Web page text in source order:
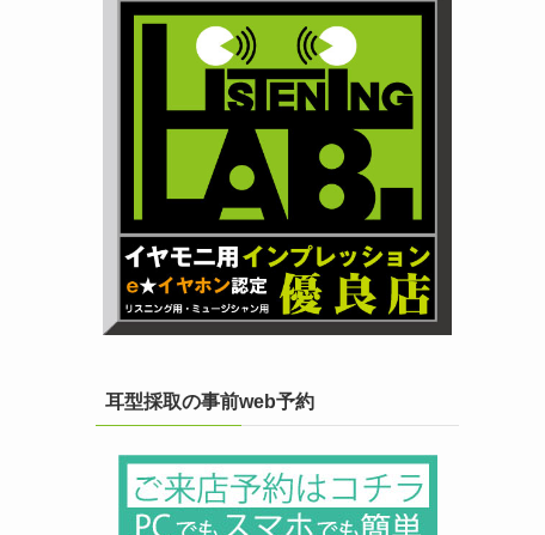
耳型採取の事前web予約